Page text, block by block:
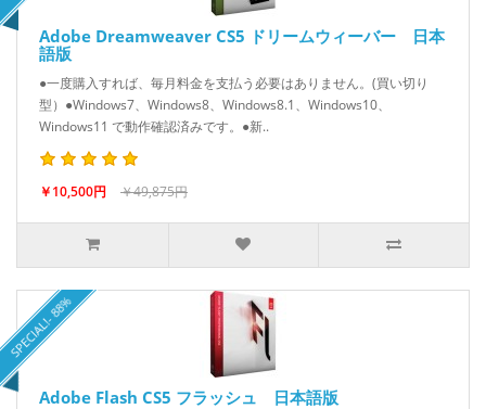
Adobe Dreamweaver CS5 ドリームウィーバー 日本
語版
●一度購入すれば、毎月料金を支払う必要はありません。(買い切り
型）●Windows7、Windows8、Windows8.1、Windows10、
Windows11 で動作確認済みです。●新..
￥10,500円 ￥49,875円
SPECIAL!- 88%
Adobe Flash CS5 フラッシュ 日本語版